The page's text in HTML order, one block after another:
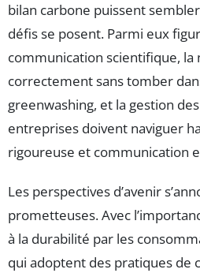
bilan carbone puissent
défis se posent. Parmi eux
communication scientifique, la
correctement sans tomber
greenwashing, et la gestion
entreprises doivent naviguer
rigoureuse et communication
Les perspectives d’avenir
prometteuses. Avec
à la durabilité par les
qui adoptent des pratiques de